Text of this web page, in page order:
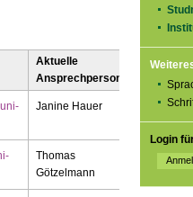
Login
Aktuelle
Ansprechperson
Janine Hauer
Thomas
Götzelmann